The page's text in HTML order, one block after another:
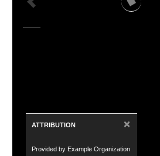
ATTRIBUTION ×
Provided by Example Organization